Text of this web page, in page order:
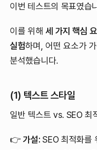
이번 테스트의 목표였습
이를 위해세 가지 핵심
실험하며, 어떤 요소가
분석했습니다.
(1) 텍스트 스타일
일반 텍스트 vs. SEO 최
👉가설:SEO 최적화를